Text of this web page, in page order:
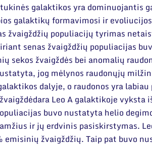
galaktikos yra dominuojantis
galaktikų formavimosi ir
žvaigždžių populiacijų tyrimas
senas žvaigždžių populiacijas
sekos žvaigždės bei anomalių
jog mėlynos raudonųjų
dalyje, o raudonos yra labiau
Leo A galaktikoje vyksta
buvo nustatyta helio
ir jų erdvinis pasiskirstymas.
emisinių žvaigždžių. Taip pat buvo